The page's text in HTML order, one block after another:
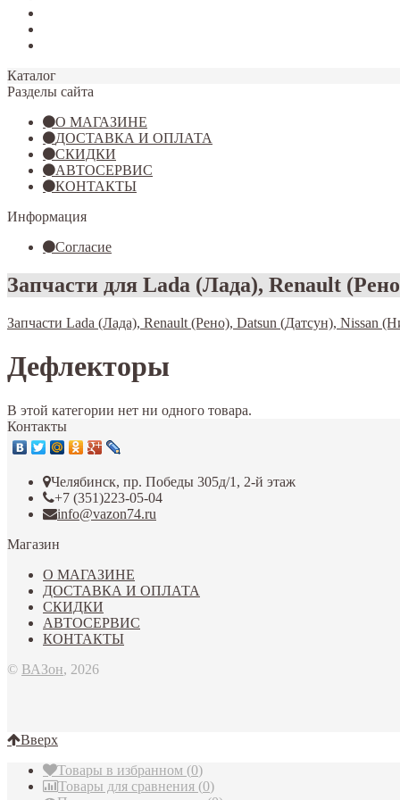
Каталог
Разделы сайта
О МАГАЗИНЕ
ДОСТАВКА И ОПЛАТА
СКИДКИ
АВТОСЕРВИС
КОНТАКТЫ
Информация
Согласие
Запчасти для Lada (Лада), Renault
Запчасти Lada (Лада), Renault (Рено), Datsun (Датсун), Nissan
Дефлекторы
В этой категории нет ни одного товара.
Контакты
Челябинск, пр. Победы 305д/1, 2-й этаж
+7 (351)223-05-04
info@vazon74.ru
Магазин
О МАГАЗИНЕ
ДОСТАВКА И ОПЛАТА
СКИДКИ
АВТОСЕРВИС
КОНТАКТЫ
© ВАЗон, 2026
Вверх
Товары в избранном (0)
Товары для сравнения (0)